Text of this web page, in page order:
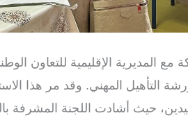
التأهيل المهني. وقد مر هذا
حيث أشادت اللجنة المشرفة